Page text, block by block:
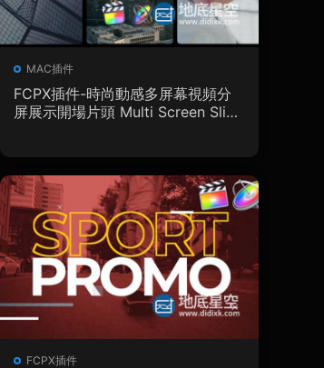
MAC插件
FCPX插件-時尚動感多屏幕視頻分
屏展示開場片頭 Multi Screen Slide
FCPX插件